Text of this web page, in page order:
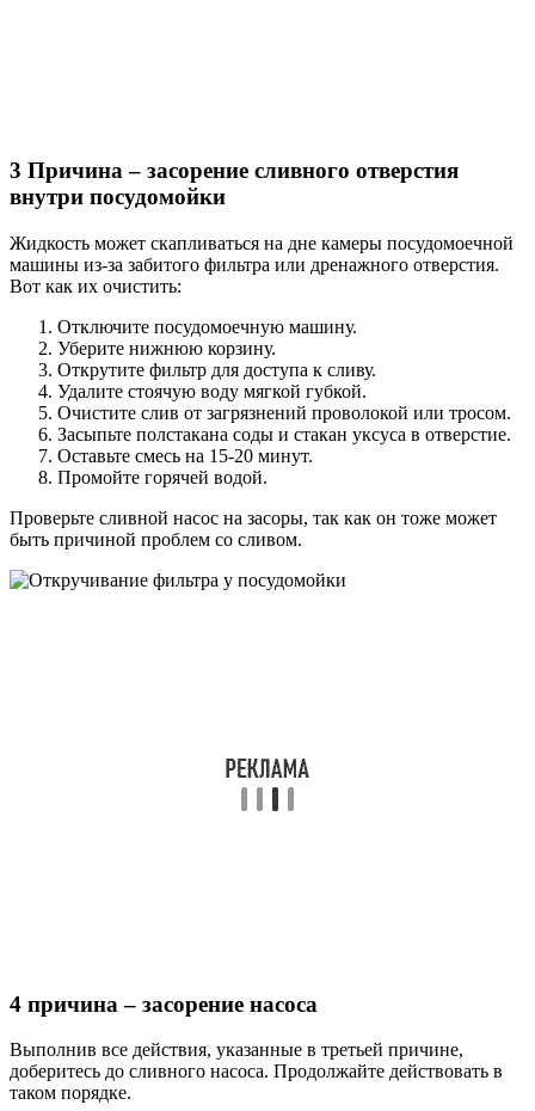
3 Причина – засорение сливного отверстия
внутри посудомойки
Жидкость может скапливаться на дне камеры посудомоечной
машины из-за забитого фильтра или дренажного отверстия.
Вот как их очистить:
Отключите посудомоечную машину.
Уберите нижнюю корзину.
Открутите фильтр для доступа к сливу.
Удалите стоячую воду мягкой губкой.
Очистите слив от загрязнений проволокой или тросом.
Засыпьте полстакана соды и стакан уксуса в отверстие.
Оставьте смесь на 15-20 минут.
Промойте горячей водой.
Проверьте сливной насос на засоры, так как он тоже может
быть причиной проблем со сливом.
4 причина – засорение насоса
Выполнив все действия, указанные в третьей причине,
доберитесь до сливного насоса. Продолжайте действовать в
таком порядке.